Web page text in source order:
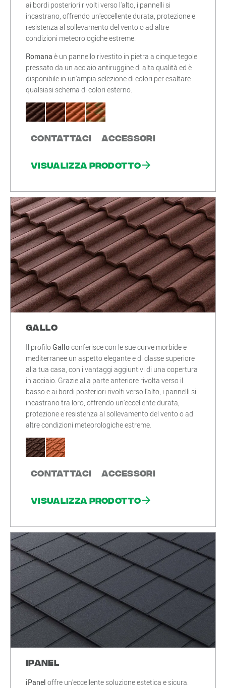
ai bordi posteriori rivolti verso l'alto, i pannelli si
incastrano, offrendo un'eccellente durata, protezione e
resistenza al sollevamento del vento o ad altre
condizioni meteorologiche estreme.
Romana è un pannello rivestito in pietra a cinque tegole
pressato da un acciaio antiruggine di alta qualità ed è
disponibile in un'ampia selezione di colori per esaltare
qualsiasi schema di colori esterno.
Contattaci Accessori
Visualizza prodotto
Gallo
Il profilo Galloconferisce con le sue curve morbide e
mediterranee un aspetto elegante e di classe superiore
alla tua casa, con i vantaggi aggiuntivi di una copertura
in acciaio. Grazie alla parte anteriore rivolta verso il
basso e ai bordi posteriori rivolti verso l'alto, i pannelli si
incastrano tra loro, offrendo un'eccellente durata,
protezione e resistenza al sollevamento del vento o ad
altre condizioni meteorologiche estreme.
Contattaci Accessori
Visualizza prodotto
iPanel
iPanel offre un'eccellente soluzione estetica e sicura.